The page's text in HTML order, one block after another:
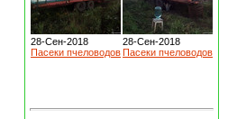
28-Сен-2018
Пасеки пчеловодов
28-Сен-2018
Пасеки пчеловодов